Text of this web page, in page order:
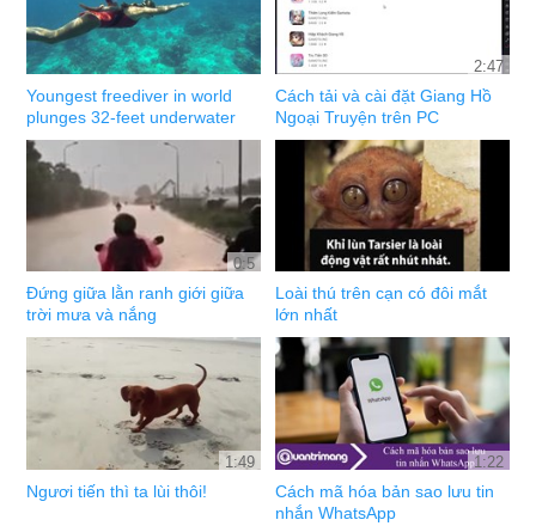
Youngest freediver in world
plunges 32-feet underwater
2:47
Cách tải và cài đặt Giang Hồ
Ngoại Truyện trên PC
0:5
Đứng giữa lằn ranh giới giữa
trời mưa và nắng
Loài thú trên cạn có đôi mắt
lớn nhất
1:49
Ngươi tiến thì ta lùi thôi!
1:22
Cách mã hóa bản sao lưu tin
nhắn WhatsApp